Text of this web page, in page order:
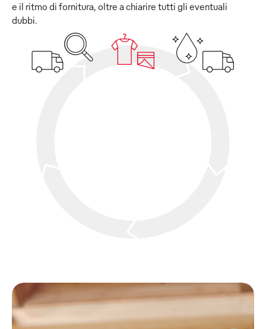
e il ritmo di fornitura, oltre a chiarire tutti gli eventuali
dubbi.